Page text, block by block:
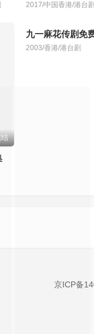
2017/中国香港/港台剧
3.0分
京ICP备